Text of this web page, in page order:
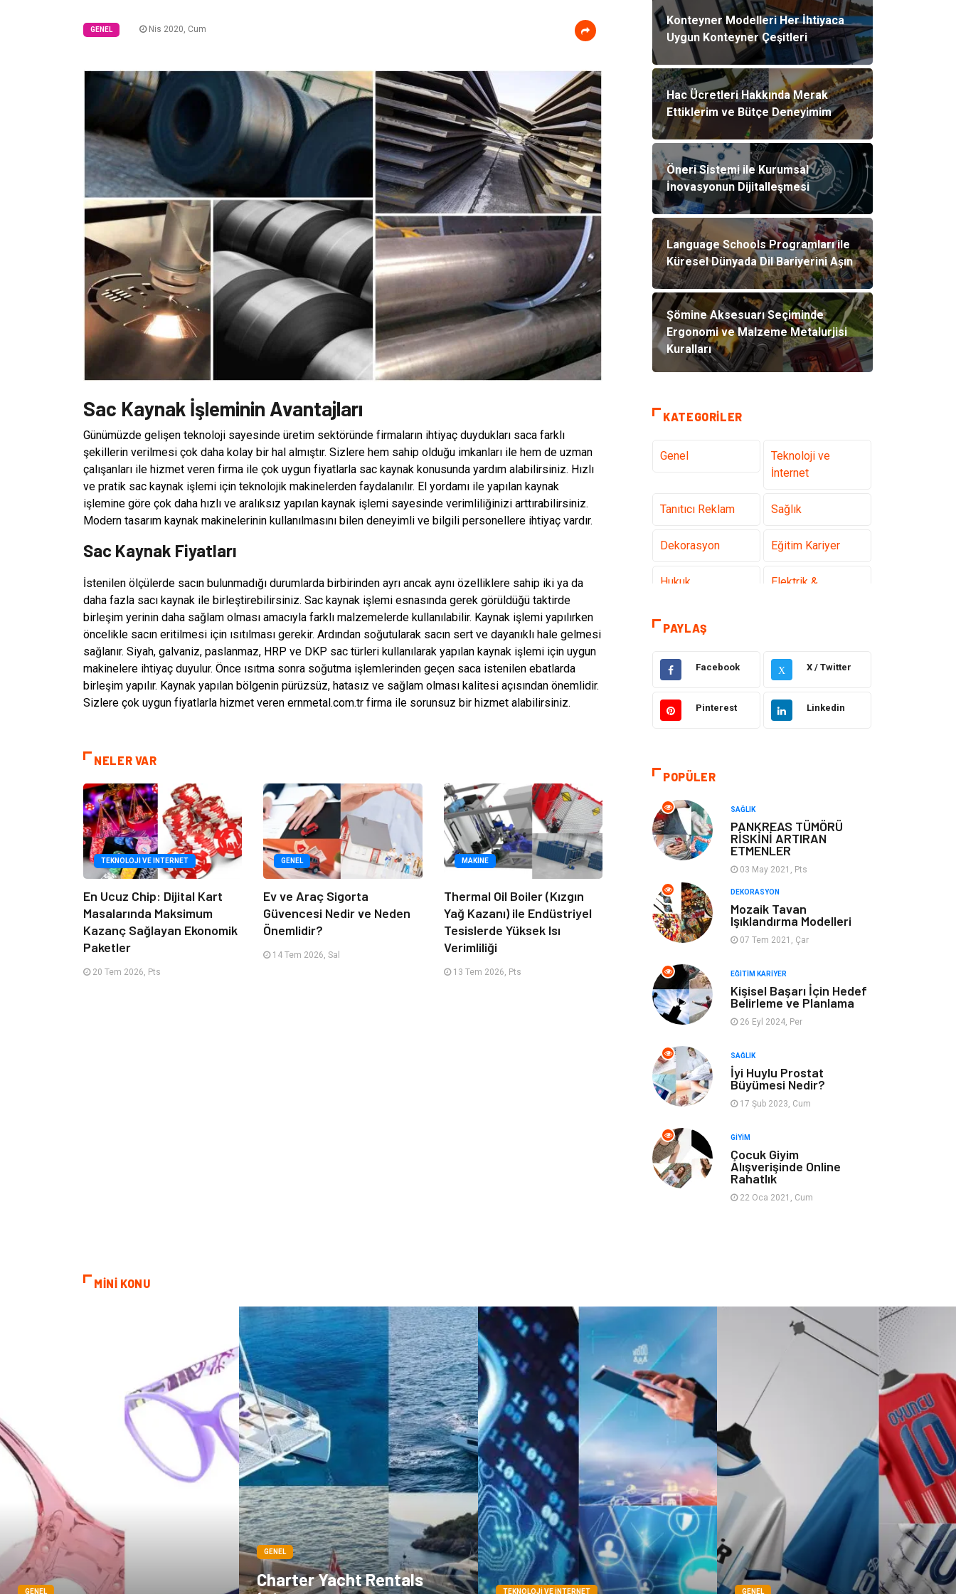
GENEL Nis 2020, Cum
Sac Kaynak İşleminin Avantajları
Günümüzde gelişen teknoloji sayesinde üretim sektöründe firmaların ihtiyaç duydukları saca farklı
şekillerin verilmesi çok daha kolay bir hal almıştır. Sizlere hem sahip olduğu imkanları ile hem de uzman
çalışanları ile hizmet veren firma ile çok uygun fiyatlarla sac kaynak konusunda yardım alabilirsiniz. Hızlı
ve pratik sac kaynak işlemi için teknolojik makinelerden faydalanılır. El yordamı ile yapılan kaynak
işlemine göre çok daha hızlı ve aralıksız yapılan kaynak işlemi sayesinde verimliliğinizi arttırabilirsiniz.
Modern tasarım kaynak makinelerinin kullanılmasını bilen deneyimli ve bilgili personellere ihtiyaç vardır.
Sac Kaynak Fiyatları
İstenilen ölçülerde sacın bulunmadığı durumlarda birbirinden ayrı ancak aynı özelliklere sahip iki ya da
daha fazla sacı kaynak ile birleştirebilirsiniz. Sac kaynak işlemi esnasında gerek görüldüğü taktirde
birleşim yerinin daha sağlam olması amacıyla farklı malzemelerde kullanılabilir. Kaynak işlemi yapılırken
öncelikle sacın eritilmesi için ısıtılması gerekir. Ardından soğutularak sacın sert ve dayanıklı hale gelmesi
sağlanır. Siyah, galvaniz, paslanmaz, HRP ve DKP sac türleri kullanılarak yapılan kaynak işlemi için uygun
makinelere ihtiyaç duyulur. Önce ısıtma sonra soğutma işlemlerinden geçen saca istenilen ebatlarda
birleşim yapılır. Kaynak yapılan bölgenin pürüzsüz, hatasız ve sağlam olması kalitesi açısından önemlidir.
Sizlere çok uygun fiyatlarla hizmet veren ernmetal.com.tr firma ile sorunsuz bir hizmet alabilirsiniz.
NELER VAR
TEKNOLOJI VE İNTERNET
En Ucuz Chip: Dijital Kart
Masalarında Maksimum
Kazanç Sağlayan Ekonomik
Paketler
20 Tem 2026, Pts
GENEL
Ev ve Araç Sigorta
Güvencesi Nedir ve Neden
Önemlidir?
14 Tem 2026, Sal
MAKINE
Thermal Oil Boiler (Kızgın
Yağ Kazanı) ile Endüstriyel
Tesislerde Yüksek Isı
Verimliliği
13 Tem 2026, Pts
Konteyner Modelleri Her İhtiyaca
Uygun Konteyner Çeşitleri
Hac Ücretleri Hakkında Merak
Ettiklerim ve Bütçe Deneyimim
Öneri Sistemi ile Kurumsal
İnovasyonun Dijitalleşmesi
Language Schools Programları ile
Küresel Dünyada Dil Bariyerini Aşın
Şömine Aksesuarı Seçiminde
Ergonomi ve Malzeme Metalurjisi
Kuralları
KATEGORILER
Genel
Teknoloji ve
İnternet
Tanıtıcı Reklam Sağlık
Dekorasyon Eğitim Kariyer
Hukuk
Elektrik &
Giyim
Güzellik Bakım Gıda
Otomotiv Sağlıklı Yaşam
Moda
Anne Çocuk Emlak
Genel Kültür
Mobilya
Gençlik ve
Eğlence
Ev işleri Astroloji
Sigorta Spor Malzemeleri
Bebek Giyim İnternet
Kına Gecesi
Restaurant Gayrimenkul
PAYLAŞ
Facebook X X / Twitter
Pinterest Linkedin
POPÜLER
SAĞLIK
PANKREAS TÜMÖRÜ
RİSKİNİ ARTIRAN
ETMENLER
03 May 2021, Pts
DEKORASYON
Mozaik Tavan
Işıklandırma Modelleri
07 Tem 2021, Çar
EĞITIM KARIYER
Kişisel Başarı İçin Hedef
Belirleme ve Planlama
26 Eyl 2024, Per
SAĞLIK
İyi Huylu Prostat
Büyümesi Nedir?
17 Şub 2023, Cum
GIYIM
Çocuk Giyim
Alışverişinde Online
Rahatlık
22 Oca 2021, Cum
MİNİ KONU
GENEL
GENEL
Charter Yacht Rentals
TEKNOLOJI VE İNTERNET GENEL